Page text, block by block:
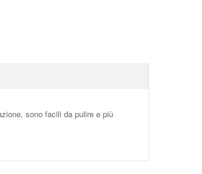
sono facili da pulire e più